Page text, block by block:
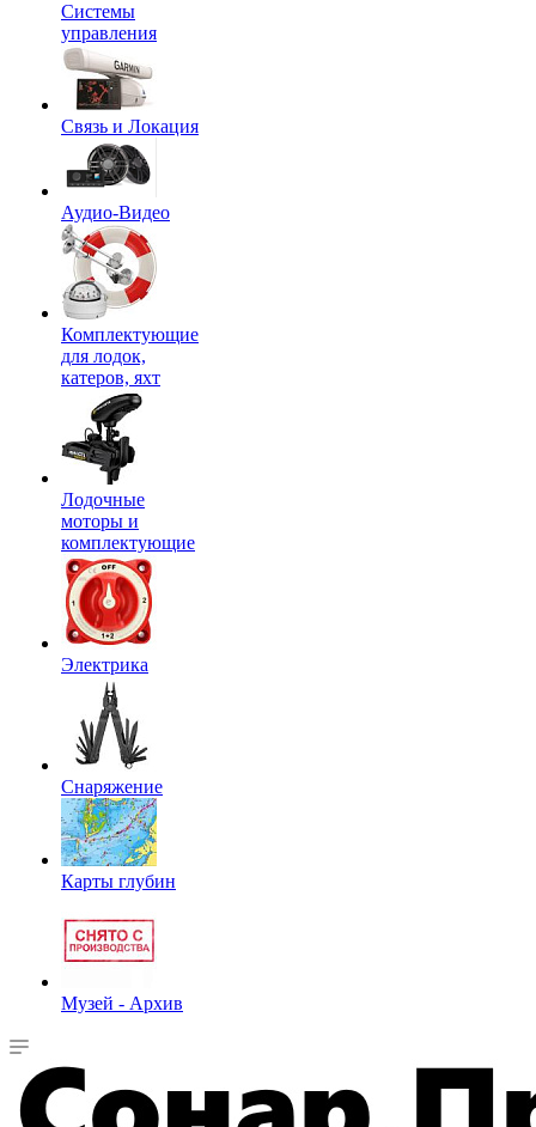
Системы
управления
Связь и Локация
Аудио-Видео
Комплектующие
для лодок,
катеров, яхт
Лодочные
моторы и
комплектующие
Электрика
Снаряжение
Карты глубин
Музей - Архив